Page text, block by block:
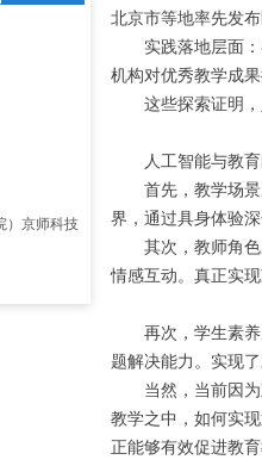
北京市等地率先发
实践落地层面
机构对优秀教学成
这些探索证明
人工智能与教
首先，教学场
界，通过具身体验
其次，教师角
情感互动。真正实
再次，学生素
题解决能力。实现
当然，当前因
教学之中，如何实
正能够有效促进教
）京师科技